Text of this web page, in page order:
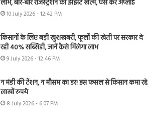
लाभ, बार-बार रजिस्ट्रेशन का झंझट खत्म, ऐसे करें अप्लाई
10 July 2026 - 12:42 PM
किसानों के लिए बड़ी खुशखबरी, फूलों की खेती पर सरकार दे
रही 40% सब्सिडी, जानें कैसे मिलेगा लाभ
9 July 2026 - 12:46 PM
न मंडी की टेंशन, न मौसम का डर! इस फसल से किसान कमा रहे
लाखों रुपये
8 July 2026 - 6:07 PM